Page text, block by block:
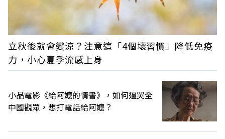
立秋後就會變涼？注意這「4個壞習慣」降低免疫
力，小心夏季流感上身
小品電影《給阿嬤的情書》，如何逼哭全
中國觀眾，想打電話給阿嬤？